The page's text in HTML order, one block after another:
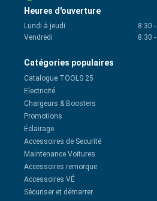
Heures d'ouverture
Lundi à jeudi 8:30 -
Vendredi
8:30 -
Catégories populaires
Catalogue TOOLS 25
Electricité
Chargeurs & Boosters
Promotions
Éclairage
Accessoires de Securité
Maintenance Voitures
Accessoires remorque
Accessoires VÉ
Sécuriser et démarrer